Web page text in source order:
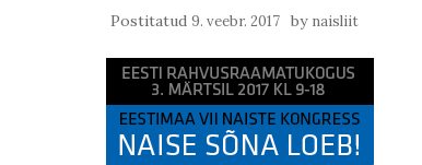
Postitatud 9. veebr. 2017 by naisliit